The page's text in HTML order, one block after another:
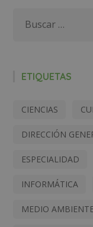
ETIQUETAS
CIENCIAS
DIRECCIÓN
ESPECIALIDAD
INFORMÁTICA
MEDIO